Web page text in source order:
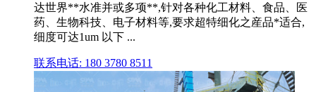
达世界**水准并或多项**,针对各种化工材料、食品、医
药、生物科技、电子材料等,要求超特细化之産品*适合,
细度可达1um 以下 ...
联系电话: 180 3780 8511